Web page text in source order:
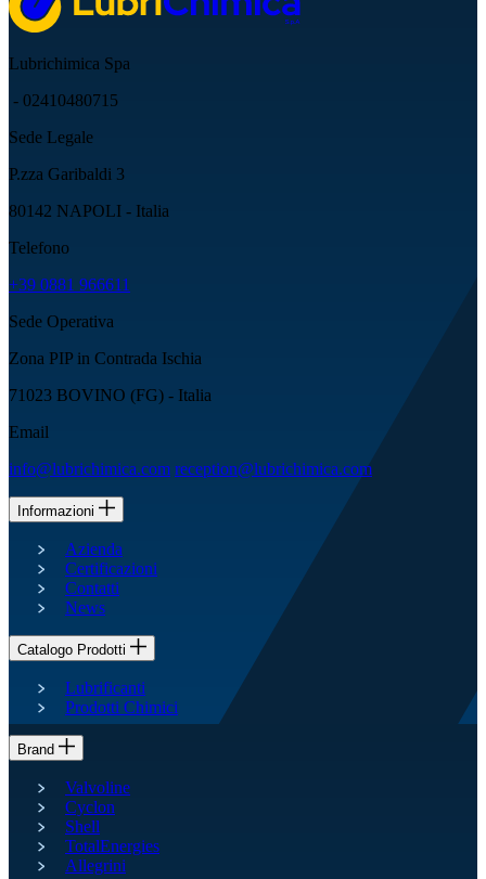
Lubrichimica Spa
- 02410480715
Sede Legale
P.zza Garibaldi 3
80142 NAPOLI - Italia
Telefono
+39 0881 966611
Sede Operativa
Zona PIP in Contrada Ischia
71023 BOVINO (FG) - Italia
Email
info@lubrichimica.com reception@lubrichimica.com
Informazioni
Azienda
Certificazioni
Contatti
News
Catalogo Prodotti
Lubrificanti
Prodotti Chimici
Brand
Valvoline
Cyclon
Shell
TotalEnergies
Allegrini